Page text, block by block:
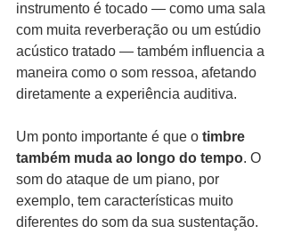
instrumento é tocado — como uma sala
com muita reverberação ou um estúdio
acústico tratado — também influencia a
maneira como o som ressoa, afetando
diretamente a experiência auditiva.
Um ponto importante é que o timbre
também muda ao longo do tempo. O
som do ataque de um piano, por
exemplo, tem características muito
diferentes do som da sua sustentação.